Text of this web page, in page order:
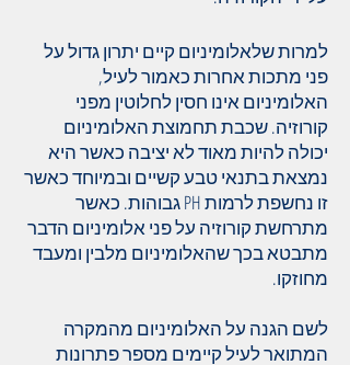
למרות שלאלומיניום קיים יתרון גדול על
פני מתכות אחרות כאמור לעיל,
האלומיניום אינו חסין לחלוטין מפני
קורוזיה. שכבת תחמוצת האלומיניום
יכולה להיות מאוד לא יציבה כאשר היא
נמצאת בתנאי טבע קשיים ובמיוחד כאשר
זו נחשפת לרמות PH גבוהות. כאשר
מתרחשת קורוזיה על פני אלומיניום הדבר
מתבטא בכך שהאלומיניום מלבין ומעבד
מחוזקו.
לשם הגנה על האלומיניום מהמקרה
המתואר לעיל קיימים מספר פתרונות